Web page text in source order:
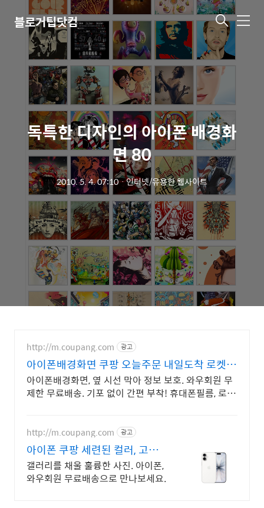
블로거팁닷컴 메
독특한 디자인의 아이폰 배경화
면 80
2010. 5. 4. 07:10ㆍ인터넷/유용한 웹사이트
http://m.coupang.com 광고
아이폰배경화면 쿠팡 오늘주문 내일도착 로켓배
송
아이폰배경화면, 옆 시선 막아 정보 보호. 와우회원 무
제한 무료배송. 기포 없이 간편 부착! 휴대폰필름, 로켓
http://m.coupang.com 광고
아이폰 쿠팡 세련된 컬러, 고급
진 디자인
갤러리를 채울 훌륭한 사진. 아이폰,
와우회원 무료배송으로 만나보세요.